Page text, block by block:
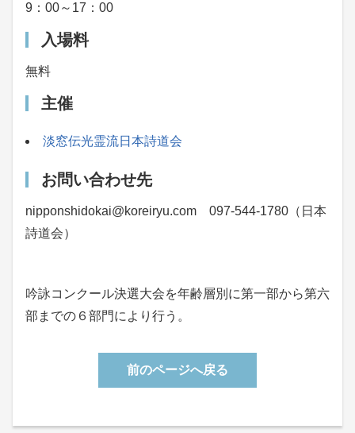
9：00～17：00
入場料
無料
主催
淡窓伝光霊流日本詩道会
お問い合わせ先
nipponshidokai@koreiryu.com 097-544-1780（日本
詩道会）
吟詠コンクール決選大会を年齢層別に第一部から第六
部までの６部門により行う。
前のページへ戻る